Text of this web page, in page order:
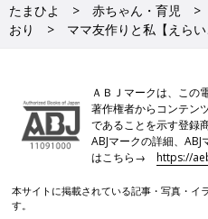
たまひよ 赤ちゃん・育児
おり
ママ友作りと私【えら
ＡＢＪマークは、この
著作権者からコンテン
であることを示す登録
ABJマークの詳細、
はこちら→https://
本サイトに掲載されている記事・写真・イ
す。